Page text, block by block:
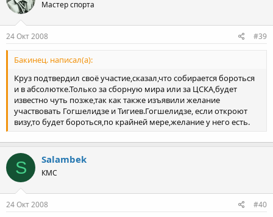
Мастер спорта
24 Окт 2008 #39
Бакинец. написал(а):
Круз подтвердил своё участие,сказал,что собирается бороться
и в абсолютке.Только за сборную мира или за ЦСКА,будет
известно чуть позже,так как также изъявили желание
участвовать Гогшелидзе и Тигиев.Гогшелидзе, если откроют
визу,то будет бороться,по крайней мере,желание у него есть.
S Salambek
КМС
24 Окт 2008 #40